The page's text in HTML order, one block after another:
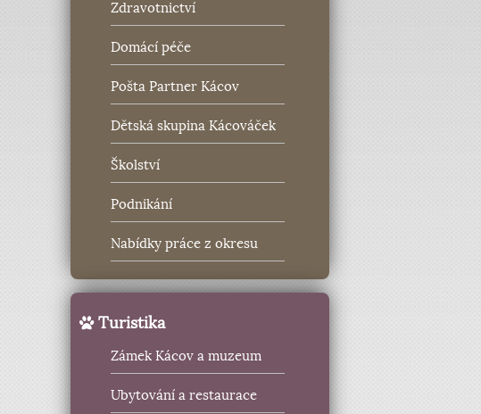
Zdravotnictví
Domácí péče
Pošta Partner Kácov
Dětská skupina Kácováček
Školství
Podnikání
Nabídky práce z okresu
Turistika
Zámek Kácov a muzeum
Ubytování a restaurace